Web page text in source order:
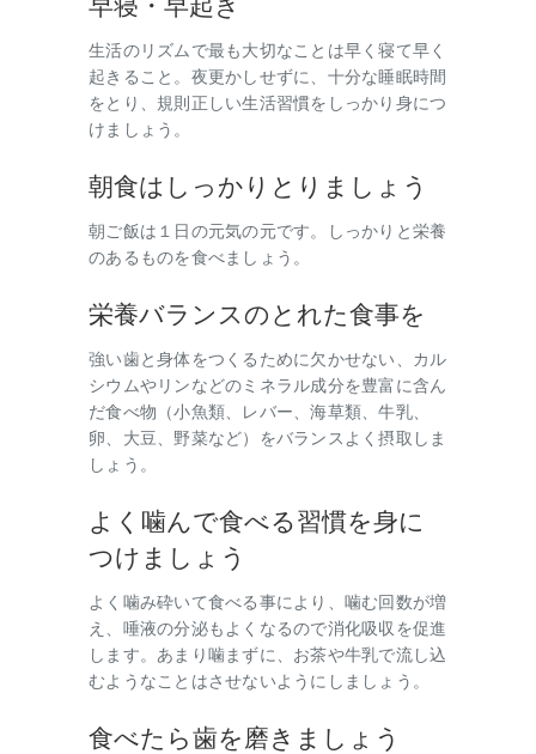
生活のリズムで最も大切なことは早く寝て早く
起きること。夜更かしせずに、十分な睡眠時間
をとり、規則正しい生活習慣をしっかり身につ
けましょう。
朝食はしっかりとりましょう
朝ご飯は１日の元気の元です。しっかりと栄養
のあるものを食べましょう。
栄養バランスのとれた食事を
強い歯と身体をつくるために欠かせない、カル
シウムやリンなどのミネラル成分を豊富に含ん
だ食べ物（小魚類、レバー、海草類、牛乳、
卵、大豆、野菜など）をバランスよく摂取しま
しょう。
よく噛んで食べる習慣を身に
つけましょう
よく噛み砕いて食べる事により、噛む回数が増
え、唾液の分泌もよくなるので消化吸収を促進
します。あまり噛まずに、お茶や牛乳で流し込
むようなことはさせないようにしましょう。
食べたら歯を磨きましょう